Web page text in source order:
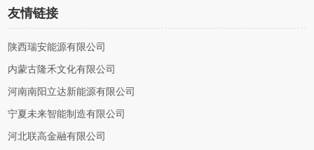
友情链接
陕西瑞安能源有限公司
内蒙古隆禾文化有限公司
河南南阳立达新能源有限公司
宁夏未来智能制造有限公司
河北联高金融有限公司